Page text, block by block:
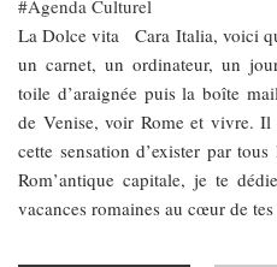
Agenda Culturel
La Dolce vita Cara Italia, voici
un carnet, un ordinateur, un
toile d’araignée puis la boîte
de Venise, voir Rome et vivre. Il
cette sensation d’exister par
Rom’antique capitale, je te
vacances romaines au cœur de